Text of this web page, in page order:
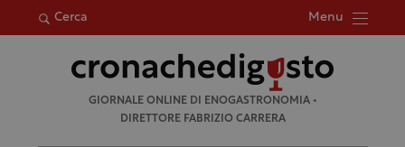
Cerca Menu
per:
GIORNALE ONLINE DI ENOGASTRONOMIA •
DIRETTORE FABRIZIO CARRERA